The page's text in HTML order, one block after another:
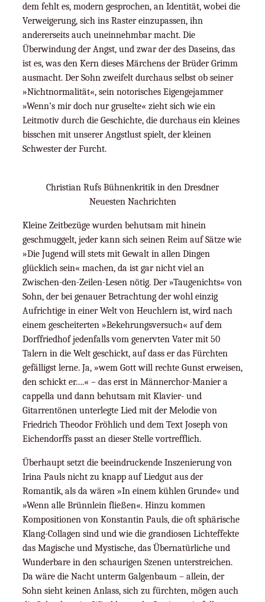
dem fehlt es, modern gesprochen, an Identität, wobei die
Verweigerung, sich ins Raster einzupassen, ihn
andererseits auch uneinnehmbar macht. Die
Überwindung der Angst, und zwar der des Daseins, das
ist es, was den Kern dieses Märchens der Brüder Grimm
ausmacht. Der Sohn zweifelt durchaus selbst ob seiner
»Nichtnormalität«, sein notorisches Eigengejammer
»Wenn’s mir doch nur gruselte« zieht sich wie ein
Leitmotiv durch die Geschichte, die durchaus ein kleines
bisschen mit unserer Angstlust spielt, der kleinen
Schwester der Furcht.
Christian Rufs Bühnenkritik in den Dresdner
Neuesten Nachrichten
Kleine Zeitbezüge wurden behutsam mit hinein
geschmuggelt, jeder kann sich seinen Reim auf Sätze wie
»Die Jugend will stets mit Gewalt in allen Dingen
glücklich sein« machen, da ist gar nicht viel an
Zwischen-den-Zeilen-Lesen nötig. Der »Taugenichts« von
Sohn, der bei genauer Betrachtung der wohl einzig
Aufrichtige in einer Welt von Heuchlern ist, wird nach
einem gescheiterten »Bekehrungsversuch« auf dem
Dorffriedhof jedenfalls vom genervten Vater mit 50
Talern in die Welt geschickt, auf dass er das Fürchten
gefälligst lerne. Ja, »wem Gott will rechte Gunst erweisen,
den schickt er….« – das erst in Männerchor-Manier a
cappella und dann behutsam mit Klavier- und
Gitarrentönen unterlegte Lied mit der Melodie von
Friedrich Theodor Fröhlich und dem Text Joseph von
Eichendorffs passt an dieser Stelle vortrefflich.
Überhaupt setzt die beeindruckende Inszenierung von
Irina Pauls nicht zu knapp auf Liedgut aus der
Romantik, als da wären »In einem kühlen Grunde« und
»Wenn alle Brünnlein fließen«. Hinzu kommen
Kompositionen von Konstantin Pauls, die oft sphärische
Klang-Collagen sind und wie die grandiosen Lichteffekte
das Magische und Mystische, das Übernatürliche und
Wunderbare in den schaurigen Szenen unterstreichen.
Da wäre die Nacht unterm Galgenbaum – allein, der
Sohn sieht keinen Anlass, sich zu fürchten, mögen auch